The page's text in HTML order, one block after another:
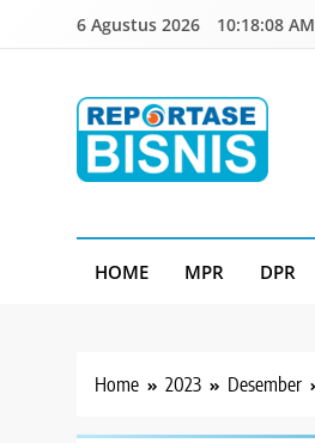
6 Agustus 2026 10:18:10 AM
HOME MPR DPR
Home 2023 Desember